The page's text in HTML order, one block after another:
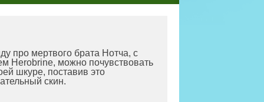
про мертвого брата Нотча, с
Herobrine, можно почувствовать
шкуре, поставив это
скин.